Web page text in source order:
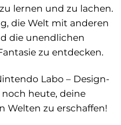
lernen und zu lachen.
die Welt mit anderen
die unendlichen
zu entdecken.
Labo – Design-
heute, deine
Welten zu erschaffen!